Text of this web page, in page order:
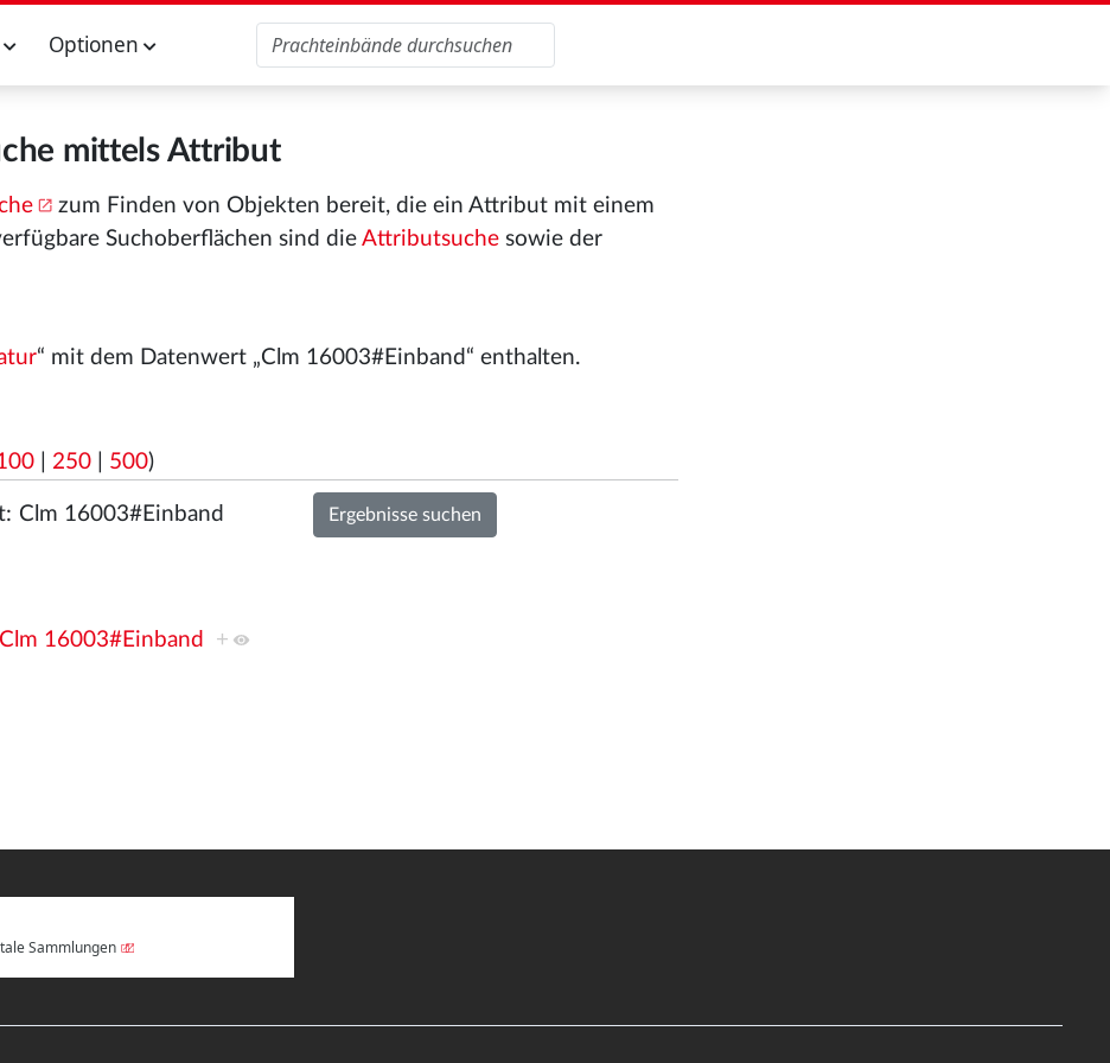
Optionen
mittels Attribut
zum Finden von Objekten bereit, die ein Attribut mit einem
Suchoberflächen sind die Attributsuche sowie der
“ mit dem Datenwert „Clm 16003#Einband“ enthalten.
250 500)
16003#Einband +
Sammlungen